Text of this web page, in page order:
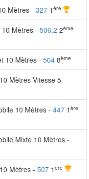
Mètres - 327 1 ère
Mètres - 506.2 2ème
10 Mètres - 504 8ème
Mètres Vitesse 5
10 Mètres - 447 1 ère
Mixte 10 Mètres -
Mètres - 507 1 ère